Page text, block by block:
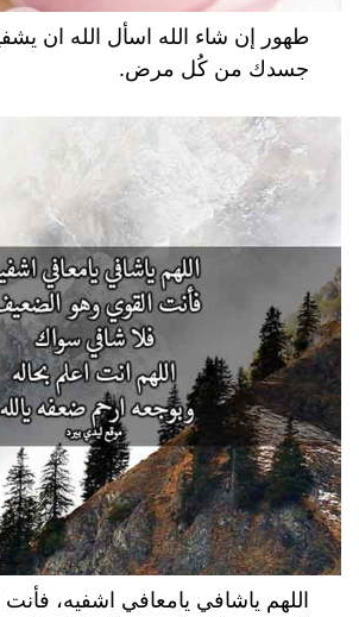
طهور إن شاء الله اسأل الله ان
جسدك من كُل مرض.
اللهم ياشافي يامعافي اشفيه،